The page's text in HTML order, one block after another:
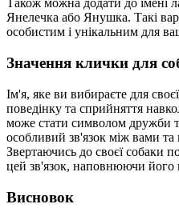
Також можна додати до імені
Янелечка або Янушка. Такі
особистим і унікальним для
Значення клички для
Ім'я, яке ви вибираєте для
поведінку та сприйняття
може стати символом дружби
особливий зв'язок між вами
Звертаючись до своєї собаки
цей зв'язок, наповнюючи
Висновок